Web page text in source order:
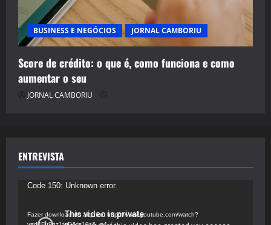
BUSINESS E NEGÓCIOS JORNAL CAMBORIU
Score de crédito: o que é, como funciona e como
aumentar o seu
JORNAL CAMBORIU
ENTREVISTA
Tocador
vídeo
Code 150: Unknown error.
Fazer download do arquivo: https://www.youtube.com/watch?